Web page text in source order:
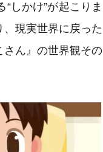
しかけ”が起こりま
現実世界に戻った
ん』の世界観その